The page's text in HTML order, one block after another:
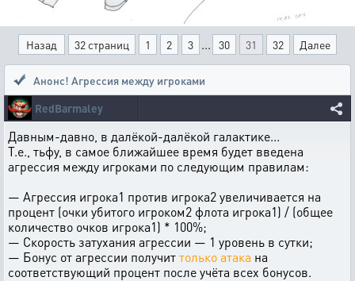
Назад 32 страниц 1 2 3 ... 30 31 32 Далее
Анонс! Агрессия между игроками
RedBarmaley
Давным-давно, в далёкой-далёкой галактике...
Т.е., тьфу, в самое ближайшее время будет введена
агрессия между игроками по следующим правилам:
— Агрессия игрока1 против игрока2 увеличивается на
процент (очки убитого игроком2 флота игрока1) / (общее
количество очков игрока1) * 100%;
— Скорость затухания агрессии — 1 уровень в сутки;
— Бонус от агрессии получиттолько атака на
соответствующий процент после учёта всех бонусов.